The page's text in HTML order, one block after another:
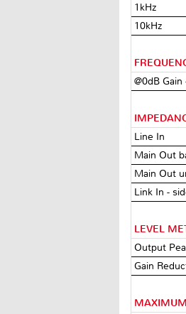
1kHz
10kHz
@0dB Gain
Line In
Main Out
Main Out
Link In -
LEVEL
Output
Gain